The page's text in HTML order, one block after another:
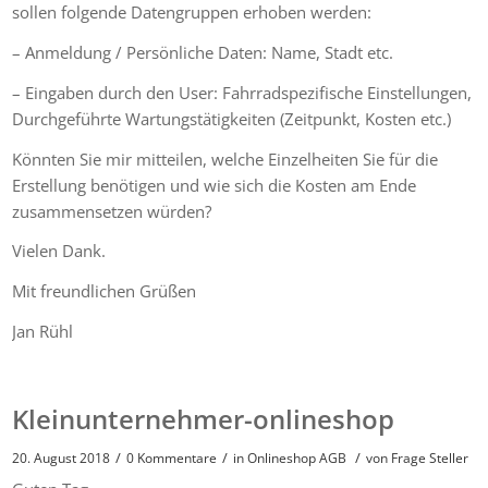
sollen folgende Datengruppen erhoben werden:
– Anmeldung / Persönliche Daten: Name, Stadt etc.
– Eingaben durch den User: Fahrradspezifische Einstellungen,
Durchgeführte Wartungstätigkeiten (Zeitpunkt, Kosten etc.)
Könnten Sie mir mitteilen, welche Einzelheiten Sie für die
Erstellung benötigen und wie sich die Kosten am Ende
zusammensetzen würden?
Vielen Dank.
Mit freundlichen Grüßen
Jan Rühl
Kleinunternehmer-onlineshop
20. August 2018 / 0 Kommentare / inOnlineshop AGB / von Frage Steller